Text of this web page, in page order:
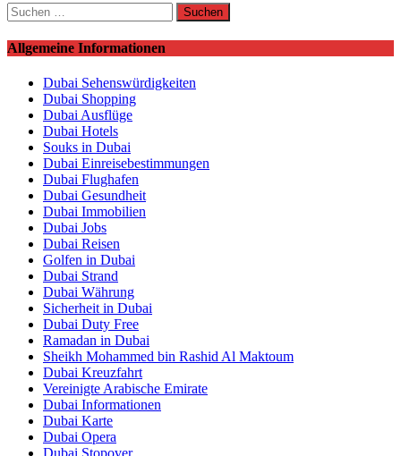
Suchen
nach:
Allgemeine Informationen
Dubai Sehenswürdigkeiten
Dubai Shopping
Dubai Ausflüge
Dubai Hotels
Souks in Dubai
Dubai Einreisebestimmungen
Dubai Flughafen
Dubai Gesundheit
Dubai Immobilien
Dubai Jobs
Dubai Reisen
Golfen in Dubai
Dubai Strand
Dubai Währung
Sicherheit in Dubai
Dubai Duty Free
Ramadan in Dubai
Sheikh Mohammed bin Rashid Al Maktoum
Dubai Kreuzfahrt
Vereinigte Arabische Emirate
Dubai Informationen
Dubai Karte
Dubai Opera